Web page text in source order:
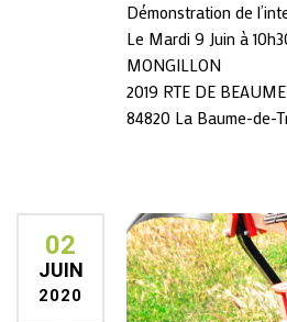
Démonstration de
Le Mardi 9 Juin à
MONGILLON
2019 RTE DE
84820 La Baume-de-
02
JUIN
2020